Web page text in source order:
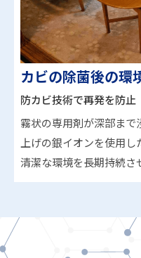
カビの除菌後の環
防カビ技術で再発を防止
霧状の専用剤が深部ま
上げの銀イオンを使用し
清潔な環境を長期持続さ